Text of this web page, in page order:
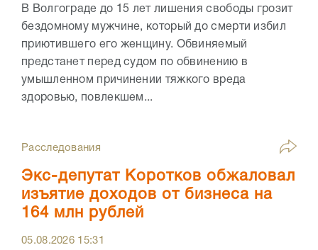
В Волгограде до 15 лет лишения свободы грозит
бездомному мужчине, который до смерти избил
приютившего его женщину. Обвиняемый
предстанет перед судом по обвинению в
умышленном причинении тяжкого вреда
здоровью, повлекшем...
Расследования
Экс-депутат Коротков обжаловал
изъятие доходов от бизнеса на
164 млн рублей
05.08.2026 15:31